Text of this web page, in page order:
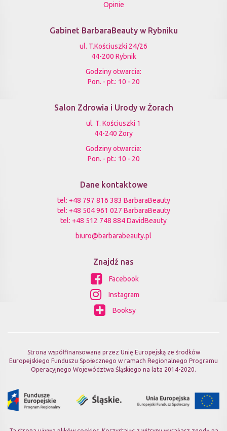
Opinie
Gabinet BarbaraBeauty w Rybniku
ul. T.Kościuszki 24/26
44-200 Rybnik
Godziny otwarcia:
Pon. - pt.: 10 - 20
Salon Zdrowia i Urody w Żorach
ul. T. Kościuszki 1
44-240 Żory
Godziny otwarcia:
Pon. - pt.: 10 - 20
Dane kontaktowe
tel: +48 797 816 383 BarbaraBeauty
tel: +48 504 961 027 BarbaraBeauty
tel: +48 512 748 884 DavidBeauty
biuro@barbarabeauty.pl
Znajdź nas
Facebook
Instagram
Booksy
Strona współfinansowana przez Unię Europejską ze środków
Europejskiego Funduszu Społecznego w ramach Regionalnego Programu
Operacyjnego Województwa Śląskiego na lata 2014-2020.